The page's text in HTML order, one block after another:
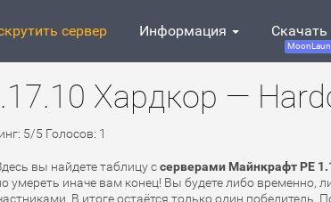
сервер Информация
Хардкор —
5/5 Голосов: 1
вы найдете таблицу ссерверами Майнкрафт PE
иначе вам конец! Вы будете либо временно,
В итоге остаётся только один победитель.